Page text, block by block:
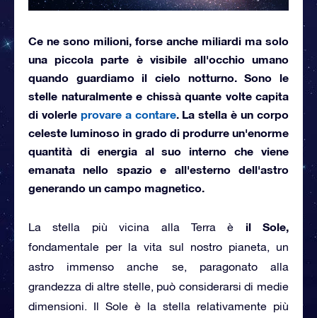
Ce ne sono milioni, forse anche miliardi ma solo
una piccola parte è visibile all'occhio umano
quando guardiamo il cielo notturno. Sono le
stelle naturalmente e chissà quante volte capita
di volerle provare a contare. La stellaè un corpo
celeste luminoso in grado di produrre un'enorme
quantità di energia al suo interno che viene
emanata nello spazio e all'esterno dell'astro
generando un campo magnetico.
La stella più vicina alla Terra è il Sole,
fondamentale per la vita sul nostro pianeta, un
astro immenso anche se, paragonato alla
grandezza di altre stelle, può considerarsi di medie
dimensioni. Il Sole è la stella relativamente più